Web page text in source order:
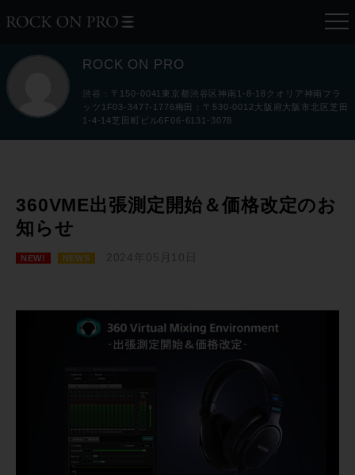
ROCK ON PRO
渋谷：〒150-0041東京都渋谷区神南1-8-18クオリア神南フラ
ッツ1F03-3477-1776梅田：〒530-0012大阪府大阪市北区芝田
1-4-14芝田町ビル6F06-6131-3078
360VME出張測定開始＆価格改定のお
知らせ
NEW! NEWS 2024年05月10日